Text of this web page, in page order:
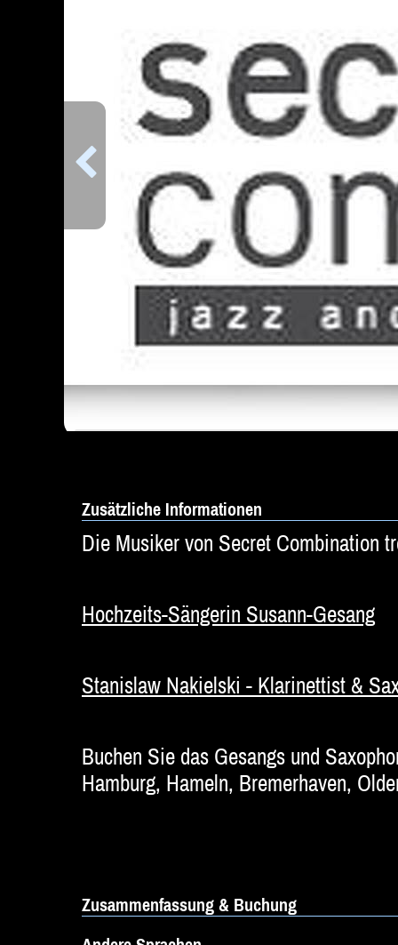
Zusätzliche Informationen
Die Musiker von Secret Combination
Hochzeits-Sängerin Susann-Gesang
Stanislaw Nakielski - Klarinettist &
Buchen Sie das Gesangs und
Hamburg, Hameln, Bremerhaven,
Zusammenfassung & Buchung